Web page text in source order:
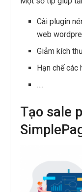
Cài plugin
web
Giảm kích
Hạn chế các
….
Tạo sale